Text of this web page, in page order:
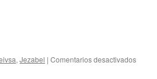
, Jezabel | Comentarios desactivados